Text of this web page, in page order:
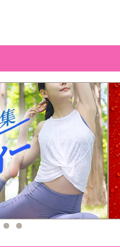
項（※必ずご確認くだ
09日時点での情報となります。